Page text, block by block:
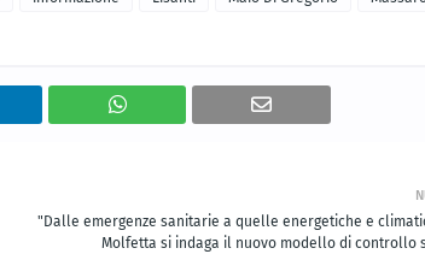
"Dalle emergenze sanitarie a quelle energetiche e
Molfetta si indaga il nuovo modello di controllo